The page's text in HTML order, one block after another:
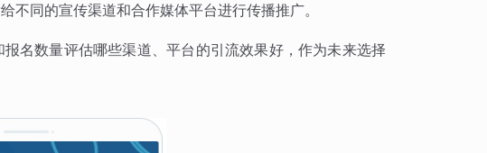
不同的宣传渠道和合作媒体平台进行传播推广。
名数量评估哪些渠道、平台的引流效果好，作为未来选择